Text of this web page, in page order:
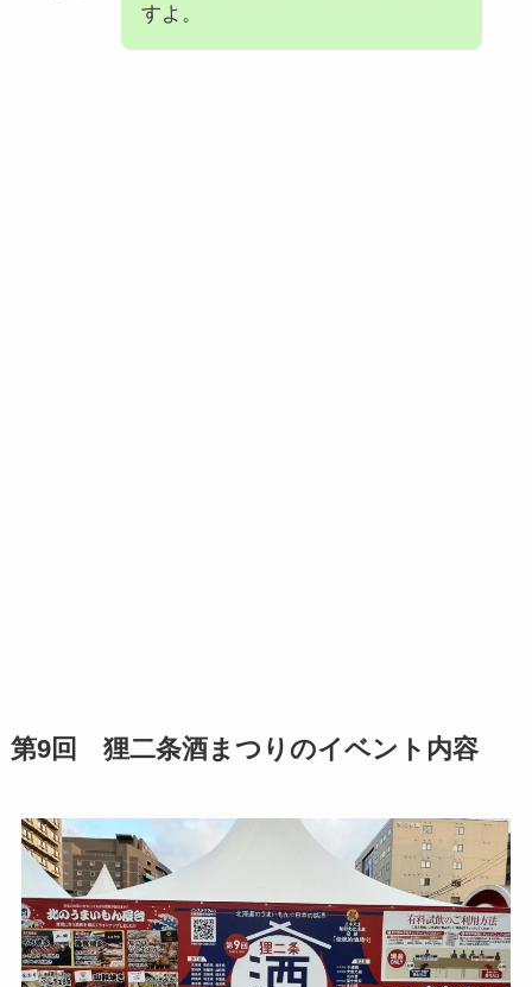
すよ。
第9回 狸二条酒まつりのイベント内容